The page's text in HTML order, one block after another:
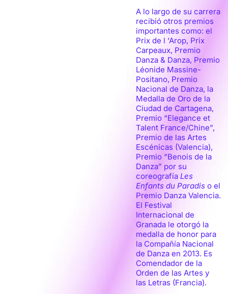
A lo largo de su carrera
recibió otros premios
importantes como: el
Prix de l ‘Arop, Prix
Carpeaux, Premio
Danza & Danza, Premio
Léonide Massine-
Positano, Premio
Nacional de Danza, la
Medalla de Oro de la
Ciudad de Cartagena,
Premio “Elegance et
Talent France/Chine”,
Premio de las Artes
Escénicas (Valencia),
Premio “Benois de la
Danza” por su
coreografíaLes
Enfants du Paradis o el
Premio Danza Valencia.
El Festival
Internacional de
Granada le otorgó la
medalla de honor para
la Compañía Nacional
de Danza en 2013. Es
Comendador de la
Orden de las Artes y
las Letras (Francia).